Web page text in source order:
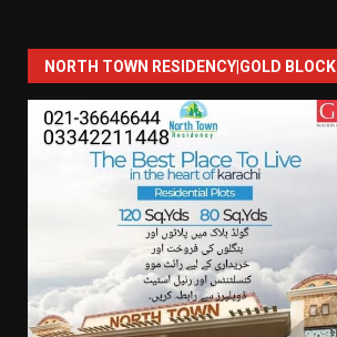
NORTH TOWN RESIDENCY|GOLD BLOCK